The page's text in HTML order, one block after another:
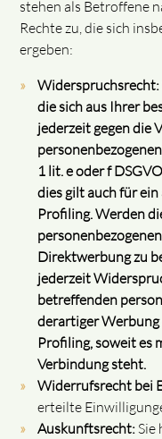
stehen als Betroffene
Rechte zu, die sich
ergeben:
Widerspruchsrecht:
die sich aus Ihrer
jederzeit gegen die
1 lit. e oder f
dies gilt auch für
Profiling. Werden
Direktwerbung zu
jederzeit
betreffenden
derartiger Werbung
Profiling, soweit es
Verbindung steht.
Widerrufsrecht bei
erteilte
Auskunftsrecht:Sie